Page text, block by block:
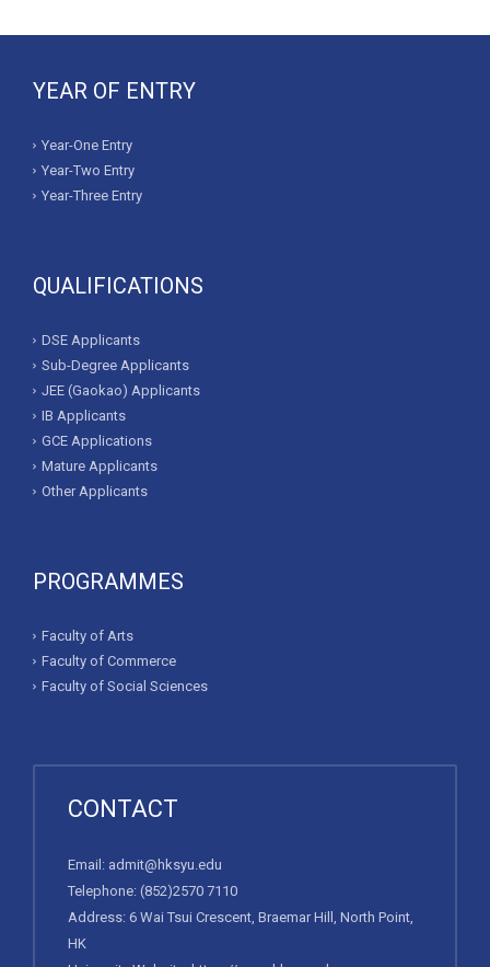
YEAR OF ENTRY
Year-One Entry
Year-Two Entry
Year-Three Entry
QUALIFICATIONS
DSE Applicants
Sub-Degree Applicants
JEE (Gaokao) Applicants
IB Applicants
GCE Applications
Mature Applicants
Other Applicants
PROGRAMMES
Faculty of Arts
Faculty of Commerce
Faculty of Social Sciences
CONTACT
Email: admit@hksyu.edu
Telephone: (852)2570 7110
Address: 6 Wai Tsui Crescent, Braemar Hill, North Point,
HK